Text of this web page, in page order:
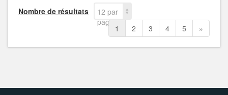
Nombre de résultats
12 par
page
1 2 3 4 5 »